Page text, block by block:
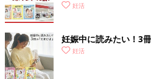
妊活
妊娠中に読みたい！3
妊活